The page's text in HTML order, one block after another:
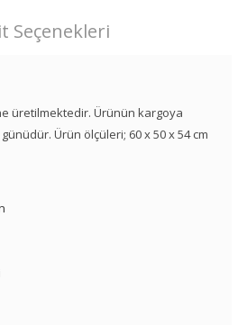
Seçenekleri
üretilmektedir. Ürünün kargoya
Ürün ölçüleri; 60 x 50 x 54 cm